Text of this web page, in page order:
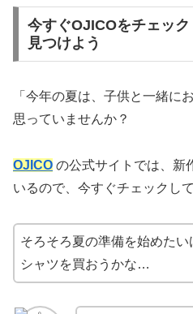
今すぐOJICOをチェッ
見つけよう
「今年の夏は、子供と一緒に
思っていませんか？
OJICO の公式サイトでは、新
いるので、今すぐチェックし
そろそろ夏の準備を始めた
シャツを買おうかな…